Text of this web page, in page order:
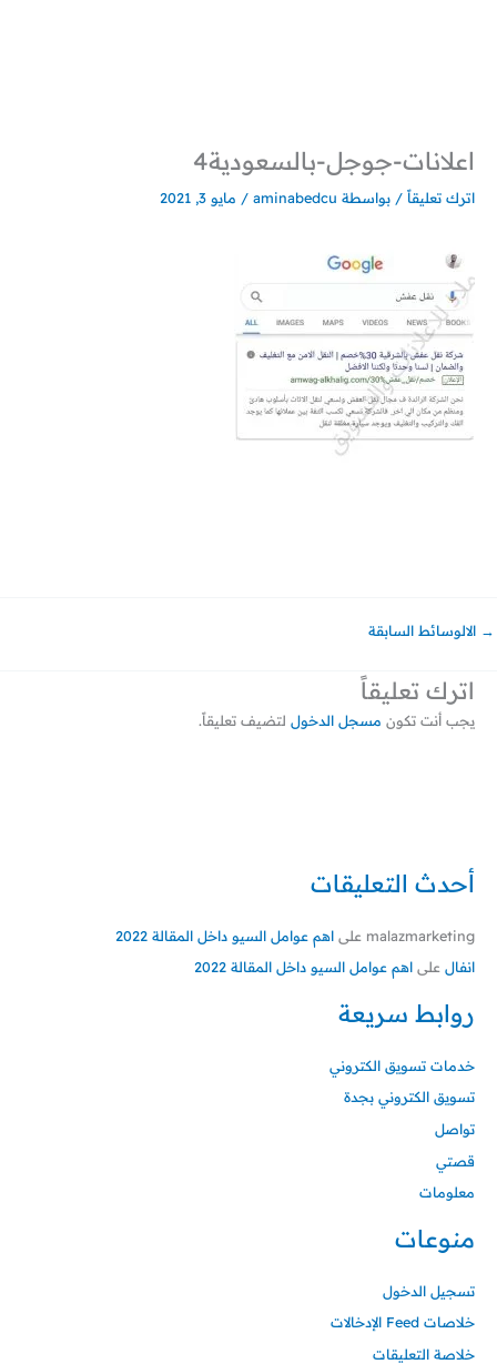
أحدث التعليقات
malazmarketing على اهم عوامل السيو داخل المقالة 2022
انفال على اهم عوامل السيو داخل المقالة 2022
روابط سريعة
خدمات تسويق الكتروني
تسويق الكتروني بجدة
تواصل
قصتي
معلومات
منوعات
تسجيل الدخول
خلاصات Feed الإدخالات
خلاصة التعليقات
اعلانات-جوجل-بالسعودية4
اترك تعليقاً / بواسطة aminabedcu
/ مايو 3, 2021
→ الالوسائط السابقة
اترك تعليقاً
يجب أنت تكون مسجل الدخول لتضيف تعليقاً.